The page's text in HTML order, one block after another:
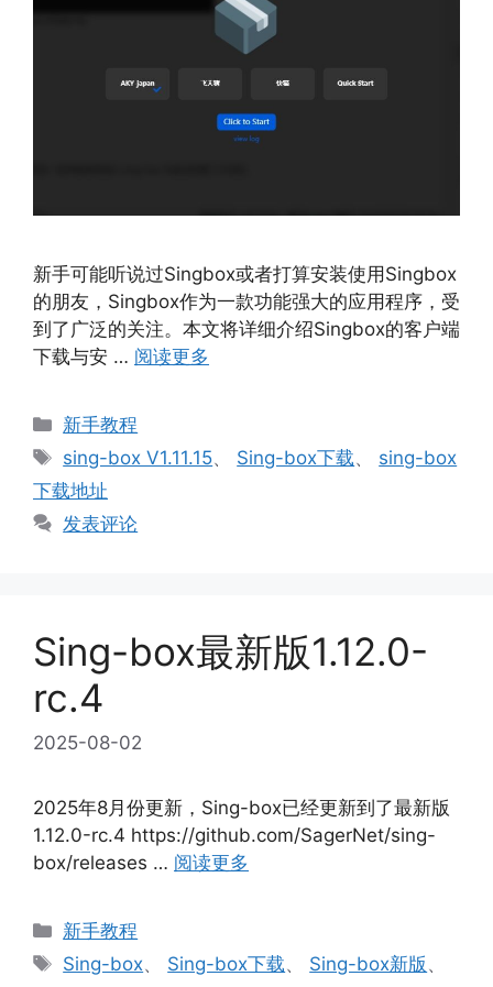
新手可能听说过Singbox或者打算安装使用Singbox
的朋友，Singbox作为一款功能强大的应用程序，受
到了广泛的关注。本文将详细介绍Singbox的客户端
下载与安 … 阅读更多
分
类
新手教程
标
签
sing-box V1.11.15、 Sing-box下载、 sing-box
下载地址
发表评论
Sing-box最新版1.12.0-
rc.4
2025-08-02
2025年8月份更新，Sing-box已经更新到了最新版
1.12.0-rc.4 https://github.com/SagerNet/sing-
box/releases … 阅读更多
分
类
新手教程
标
Sing-box、 Sing-box下载、 Sing-box新版 、